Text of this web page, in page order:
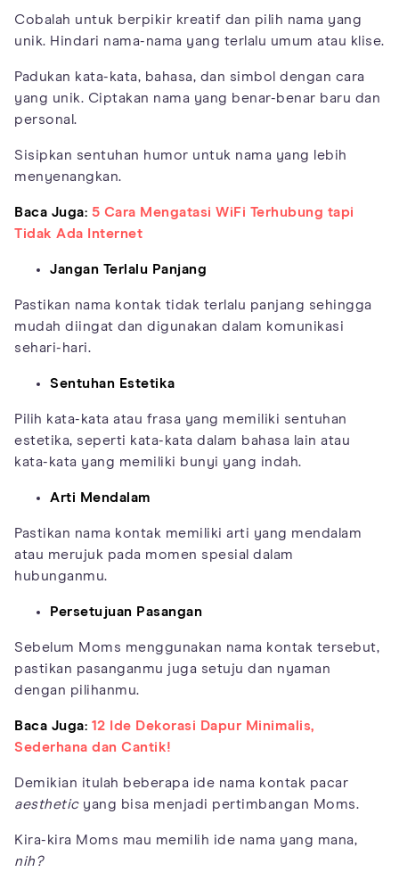
Cobalah untuk berpikir kreatif dan pilih nama yang
unik. Hindari nama-nama yang terlalu umum atau klise.
Padukan kata-kata, bahasa, dan simbol dengan cara
yang unik. Ciptakan nama yang benar-benar baru dan
personal.
Sisipkan sentuhan humor untuk nama yang lebih
menyenangkan.
Baca Juga: 5 Cara Mengatasi WiFi Terhubung tapi
Tidak Ada Internet
Jangan Terlalu Panjang
Pastikan nama kontak tidak terlalu panjang sehingga
mudah diingat dan digunakan dalam komunikasi
sehari-hari.
Sentuhan Estetika
Pilih kata-kata atau frasa yang memiliki sentuhan
estetika, seperti kata-kata dalam bahasa lain atau
kata-kata yang memiliki bunyi yang indah.
Arti Mendalam
Pastikan nama kontak memiliki arti yang mendalam
atau merujuk pada momen spesial dalam
hubunganmu.
Persetujuan Pasangan
Sebelum Moms menggunakan nama kontak tersebut,
pastikan pasanganmu juga setuju dan nyaman
dengan pilihanmu.
Baca Juga: 12 Ide Dekorasi Dapur Minimalis,
Sederhana dan Cantik!
Demikian itulah beberapa ide nama kontak pacar
aestheticyang bisa menjadi pertimbangan Moms.
Kira-kira Moms mau memilih ide nama yang mana,
nih?